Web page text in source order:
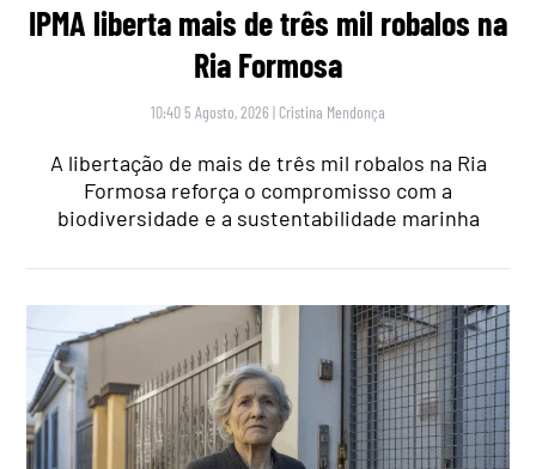
IPMA liberta mais de três mil robalos na
Ria Formosa
10:40 5 Agosto, 2026 | Cristina Mendonça
A libertação de mais de três mil robalos na Ria
Formosa reforça o compromisso com a
biodiversidade e a sustentabilidade marinha